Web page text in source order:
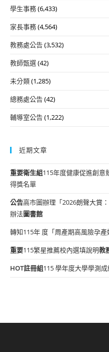
學生事務(6,433)
家長事務(4,564)
教務處公告(3,532)
教師甄選(42)
未分類(1,285)
總務處公告(42)
輔導室公告(1,222)
近期文章
重要衛生組115年度健康促進創意
得獎名單
公告高市圖辦理「2026朗聲大賞
辦法圖書館
轉知115年 度「周產期高風險孕產
重要115繁星推薦校內選填說明教
HOT註冊組115 學年度大學學測